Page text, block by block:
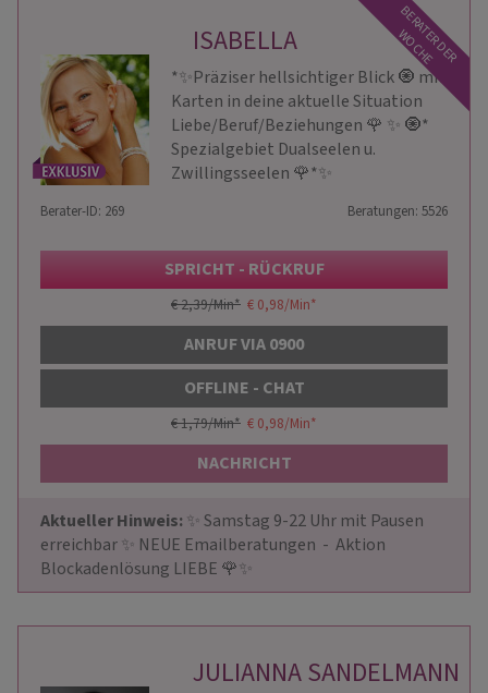
ISABELLA BERATER DER
WOCHE
*✨Präziser hellsichtiger Blick 🧿 mit
Karten in deine aktuelle Situation
Liebe/Beruf/Beziehungen 🌹 ✨ 🧿*
Spezialgebiet Dualseelen u.
Zwillingsseelen 🌹*✨
Berater-ID: 269 Beratungen: 5526
SPRICHT - RÜCKRUF
€ 2,39/Min* € 0,98/Min*
ANRUF VIA 0900
OFFLINE - CHAT
€ 1,79/Min* € 0,98/Min*
NACHRICHT
Aktueller Hinweis: ✨ Samstag 9-22 Uhr mit Pausen
erreichbar ✨ NEUE Emailberatungen  -  Aktion
Blockadenlösung LIEBE 🌹✨
JULIANNA SANDELMANN